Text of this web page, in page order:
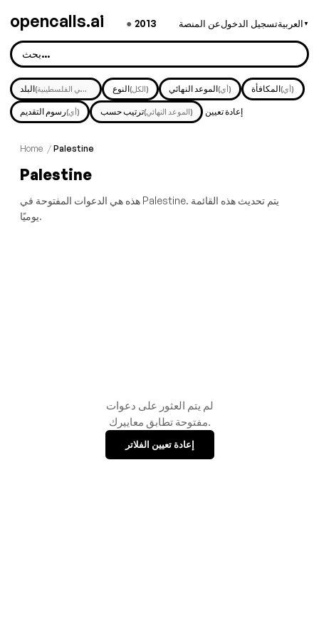
opencalls.ai ● 2013 عن المنصةتسجيل الدخولالعربية ▼
البلد (الأراضي الفلسطينية) النوع (الكل) الموعد النهائي (أي) المكافأة (أي)
رسوم التقديم (أي) ترتيب حسب (الموعد النهائي) إعادة تعيين
Home / Palestine
Palestine
هذه هي الدعوات المفتوحة في Palestine. يتم تحديث هذه القائمة
يوميًا.
لم يتم العثور على دعوات
مفتوحة تطابق معاييرك.
إعادة تعيين الفلاتر